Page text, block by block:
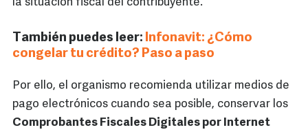
la situación fiscal del contribuyente.
También puedes leer: Infonavit: ¿Cómo
congelar tu crédito? Paso a paso
Por ello, el organismo recomienda utilizar medios de
pago electrónicos cuando sea posible, conservar los
Comprobantes Fiscales Digitales por Internet